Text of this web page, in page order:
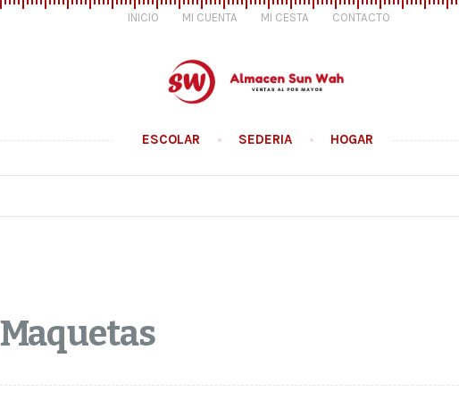
INICIO MI CUENTA MI CESTA CONTACTO
ESCOLAR SEDERIA HOGAR
Maquetas